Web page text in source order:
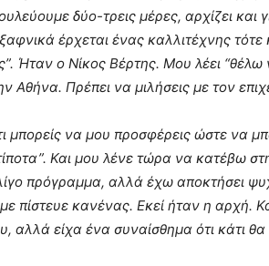
δύο-τρεις μέρες, αρχίζει και
έρχεται ένας καλλιτέχνης
Ήταν ο Νίκος Βέρτης. Μου λέει “θέλω
Αθήνα. Πρέπει να μιλήσεις με τον
μπορείς να μου προσφέρεις ώστε να
Και μου λένε τώρα να κατέβω
πρόγραμμα, αλλά έχω αποκτήσει
πίστευε κανένας. Εκεί ήταν η αρχή.
είχα ένα συναίσθημα ότι κάτι θα